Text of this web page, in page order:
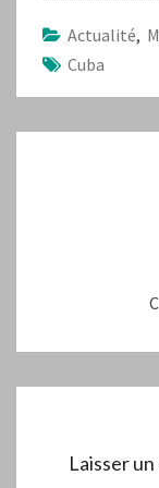
Actualité,
Cuba
Laisser